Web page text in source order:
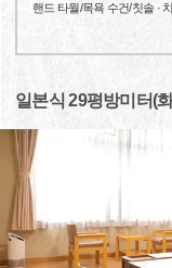
핸드 타월/목욕 수건/칫솔 ·
일본식 29평방미터(